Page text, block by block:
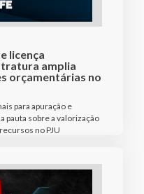
licença
amplia
orçamentárias no
para apuração e
pauta sobre a valorização
no PJU